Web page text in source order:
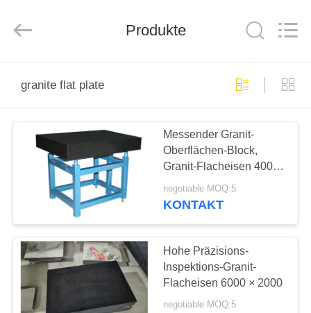
PRODUKTE
ÜBER
FABRIK-
AUSFLUG
QUALITÄTSKONTROLLE
Produkte
granite flat plate
Messender Granit-
Oberflächen-Block,
Granit-Flacheisen 400 ×
400 × 70mm
negotiable MOQ:5
KONTAKT
Hohe Präzisions-
Inspektions-Granit-
Flacheisen 6000 × 2000
negotiable MOQ:5